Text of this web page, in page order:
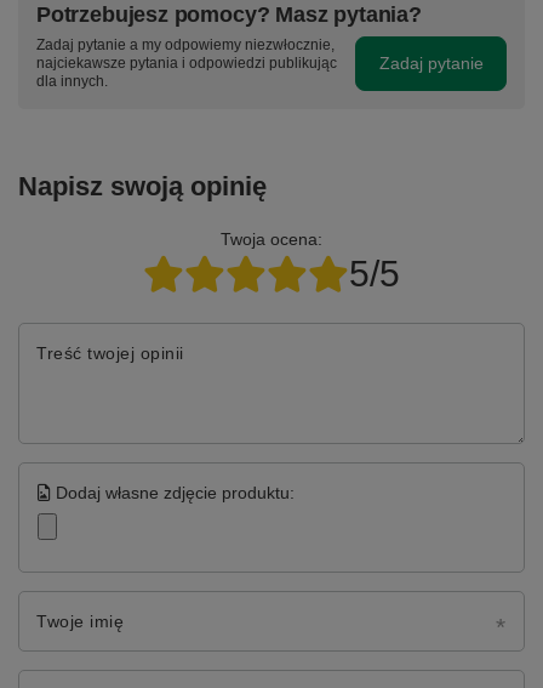
Potrzebujesz pomocy? Masz pytania?
Zadaj pytanie a my odpowiemy niezwłocznie,
najciekawsze pytania i odpowiedzi publikując
dla innych.
Zadaj pytanie
Napisz swoją opinię
Twoja ocena:
5/5
Treść twojej opinii
Dodaj własne zdjęcie produktu:
Twoje imię